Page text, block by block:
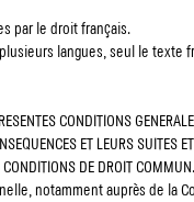
par le droit français.
langues, seul le texte
CONDITIONS
ET LEURS SUITES
CONDITIONS DE DROIT COMMUN.
notamment auprès de la